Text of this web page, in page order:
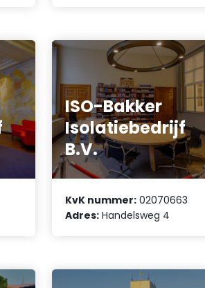
ISO-Bakker
Isolatiebedrijf
B.V.
KvK nummer: 02070663
Adres: Handelsweg 4